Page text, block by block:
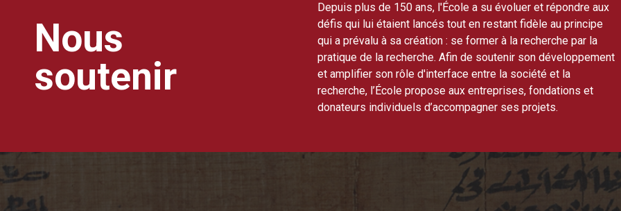
Nous
soutenir
Depuis plus de 150 ans, l'École a su évoluer et répondre aux
défis qui lui étaient lancés tout en restant fidèle au principe
qui a prévalu à sa création : se former à la recherche par la
pratique de la recherche. Afin de soutenir son développement
et amplifier son rôle d'interface entre la société et la
recherche, l’École propose aux entreprises, fondations et
donateurs individuels d’accompagner ses projets.